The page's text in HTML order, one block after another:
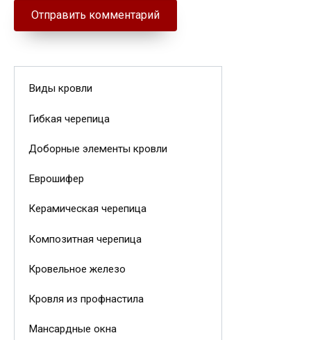
Виды кровли
Гибкая черепица
Доборные элементы кровли
Еврошифер
Керамическая черепица
Композитная черепица
Кровельное железо
Кровля из профнастила
Мансардные окна